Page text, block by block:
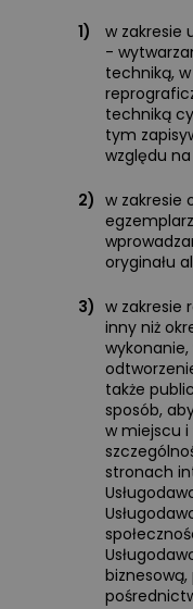
1)
w zakresie
-
techniką,
techniką
tym
względu
2) w zakresie
oryginału
3) w zakresie
inny niż
także
sposób,
w miejscu i
stronach
biznesową,